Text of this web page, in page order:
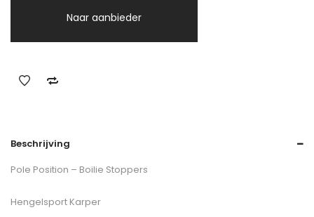
Naar aanbieder
Beschrijving
Pole Position – Boilie Stoppers
Hengelsport Karper